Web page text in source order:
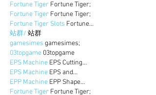
Fortune Tiger Fortune Tiger;
Fortune Tiger Fortune Tiger;
Fortune Tiger Slots Fortune…
站群/ 站群
gamesimes gamesimes;
03topgame 03topgame
EPS Machine EPS Cutting…
EPS Machine EPS and…
EPP Machine EPP Shape…
Fortune Tiger Fortune Tiger;